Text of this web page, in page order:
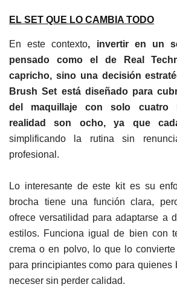
EL SET QUE LO CAMBIA TODO
En este contexto, invertir en un
pensado como el de
Real
capricho, sino una decisión
Brush Set está diseñado para
del maquillaje con solo cuatro
realidad son ocho, ya que
simplificando la rutina sin
profesional.
Lo interesante de este kit es su
brocha tiene una función clara,
ofrece versatilidad para adaptarse a
estilos. Funciona igual de bien con
crema o en polvo, lo que lo
para principiantes como para quienes
neceser sin perder calidad.